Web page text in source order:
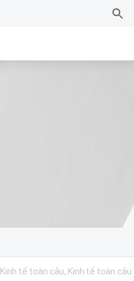
Kinh tế toàn cầu, Kinh tế toàn cầu